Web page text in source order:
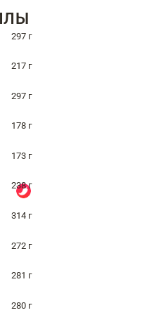
297 г
217 г
297 г
178 г
173 г
238 г
314 г
272 г
281 г
280 г